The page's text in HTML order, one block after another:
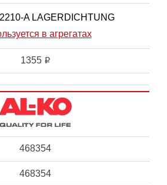
A LAGERDICHTUNG
в агрегатах
1355 i
468354
468354